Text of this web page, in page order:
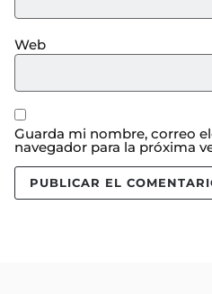
Web
Guarda mi nombre, correo
navegador para la próxima